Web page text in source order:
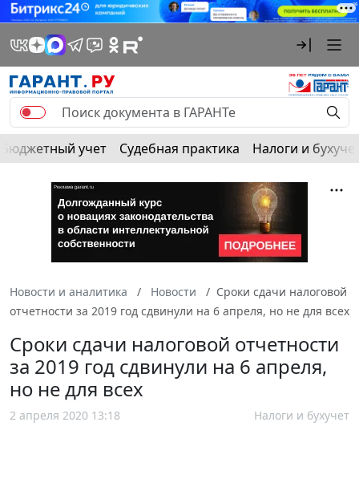
Бюджетный учет Судебная практика Налоги и
Новости и аналитика Новости
Сроки сдачи налоговой
отчетности за 2019 год сдвинули на 6 апреля, но не для всех
Сроки сдачи налоговой отчетности
за 2019 год сдвинули на 6 апреля,
но не для всех
2 апреля 2020 13:18 Налоги и бухучет